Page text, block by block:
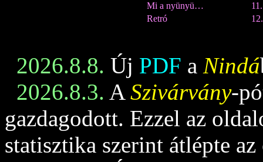
Mi a nyünyü…
Retró
2026.8.8. Új PDF a Nindá
2026.8.3. A Szivárvány-
gazdagodott. Ezzel az
statisztika szerint átlépte